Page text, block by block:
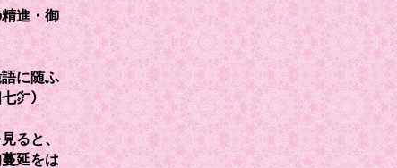
進・御
に随ふ
㌻）
ると、
延をは